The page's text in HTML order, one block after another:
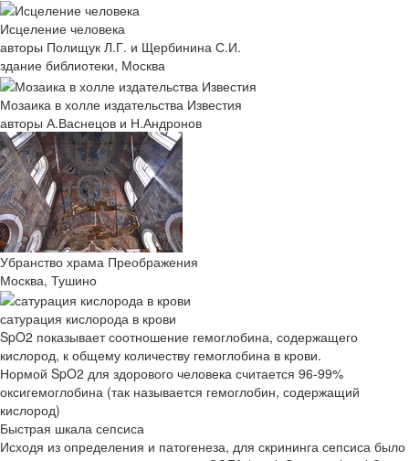
Исцеление человека
авторы Полищук Л.Г. и Щербинина С.И.
здание библиотеки, Москва
Мозаика в холле издательства Известия
авторы А.Васнецов и Н.Андронов
Убранство храма Преображения
Москва, Тушино
сатурация кислорода в крови
SpO2 показывает соотношение гемоглобина, содержащего
кислород, к общему количеству гемоглобина в крови.
Нормой SpO2 для здорового человека считается 96-99%
оксигемоглобина (так называется гемоглобин, содержащий
кислород)
Быстрая шкала сепсиса
Исходя из определения и патогенеза, для скрининга сепсиса было